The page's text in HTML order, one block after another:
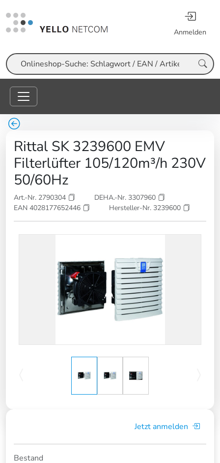
Anmelden
Suche
Rittal SK 3239600 EMV
Filterlüfter 105/120m³/h 230V
50/60Hz
Art.-Nr. 2790304
DEHA.-Nr. 3307960
EAN 4028177652446
Hersteller-Nr. 3239600
Jetzt anmelden
Bestand